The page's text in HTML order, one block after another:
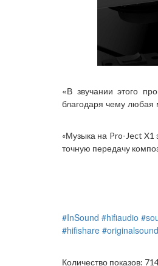
«В звучании этого
благодаря чему любая
«Музыка на Pro-Ject X1
точную передачу
#InSound #hifiaudio
#hifishare #originalsound
Количество показов: